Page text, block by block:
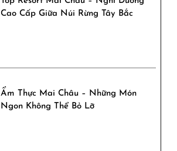
Cao Cấp Giữa Núi Rừng Tây Bắc
Ẩm Thực Mai Châu – Những Món
Ngon Không Thể Bỏ Lỡ